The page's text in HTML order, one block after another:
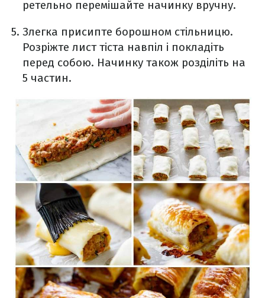
ретельно перемішайте начинку вручну.
Злегка присипте борошном стільницю.
Розріжте лист тіста навпіл і покладіть
перед собою. Начинку також розділіть на
5 частин.